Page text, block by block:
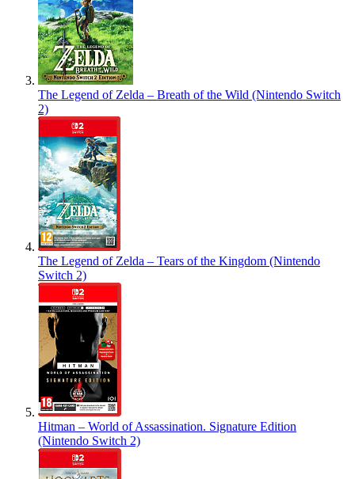
The Legend of Zelda – Breath of the Wild (Nintendo Switch
2)
The Legend of Zelda – Tears of the Kingdom (Nintendo
Switch 2)
Hitman – World of Assassination. Signature Edition
(Nintendo Switch 2)